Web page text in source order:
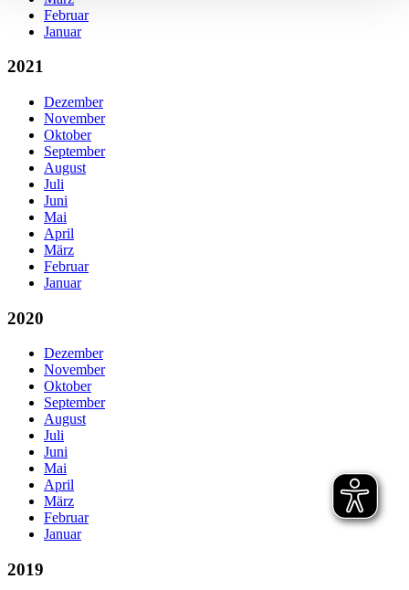
Februar
Januar
2021
Dezember
November
Oktober
September
August
Juli
Juni
Mai
April
März
Februar
Januar
2020
Dezember
November
Oktober
September
August
Juli
Juni
Mai
April
März
Februar
Januar
2019